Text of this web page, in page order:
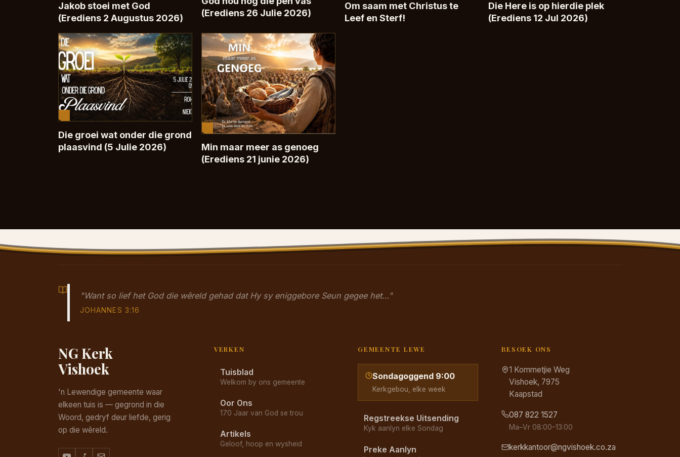
Jakob stoei met God
(Erediens 2 Augustus 2026)
(Erediens 26 Julie 2026)
Om saam met Christus te
Leef en Sterf!
Die Here is op hierdie plek
(Erediens 12 Jul 2026)
Die groei wat onder die grond
plaasvind (5 Julie 2026)
Min maar meer as genoeg
(Erediens 21 junie 2026)
"Want so lief het God die wêreld gehad dat Hy sy eniggebore Seun gegee het…"
JOHANNES 3:16
NG Kerk
Vishoek
'n Lewendige gemeente waar
elkeen tuis is — gegrond in die
Woord, gedryf deur liefde, gerig
op die wêreld.
VERKEN
Tuisblad
Welkom by ons gemeente
Oor Ons
170 Jaar van God se trou
Artikels
Geloof, hoop en wysheid
GEMEENTE LEWE
Sondagoggend 9:00
Kerkgebou, elke week
Regstreekse Uitsending
Kyk aanlyn elke Sondag
Preke Aanlyn
BESOEK ONS
1 Kommetjie Weg
Vishoek, 7975
Kaapstad
087 822 1527
Ma–Vr 08:00–13:00
kerkkantoor@ngvishoek.co.za